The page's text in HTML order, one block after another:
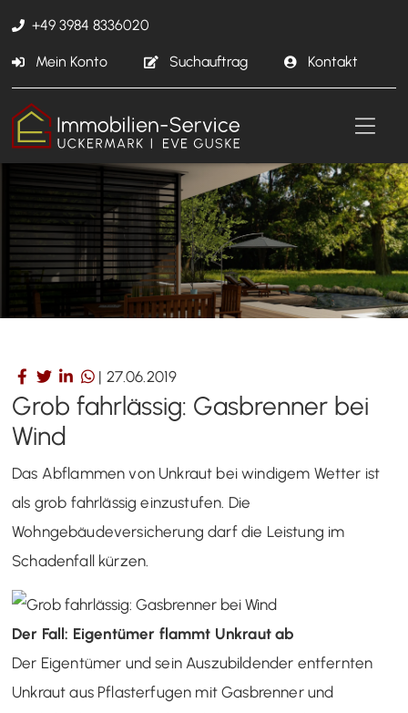
+49 3984 8336020
Mein Konto Suchauftrag Kontakt
| 27.06.2019
Grob fahrlässig: Gasbrenner bei
Wind
Das Abflammen von Unkraut bei windigem Wetter ist
als grob fahrlässig einzustufen. Die
Wohngebäudeversicherung darf die Leistung im
Schadenfall kürzen.
Der Fall: Eigentümer flammt Unkraut ab
Der Eigentümer und sein Auszubildender entfernten
Unkraut aus Pflasterfugen mit Gasbrenner und